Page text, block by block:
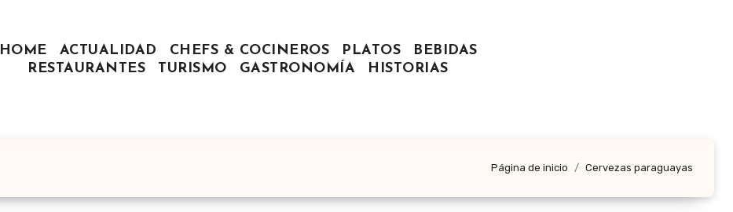
HOME ACTUALIDAD CHEFS & COCINEROS PLATOS
BEBIDAS
RESTAURANTES
TURISMO GASTRONOMÍA HISTORIAS
Página de inicio Cervezas paraguayas